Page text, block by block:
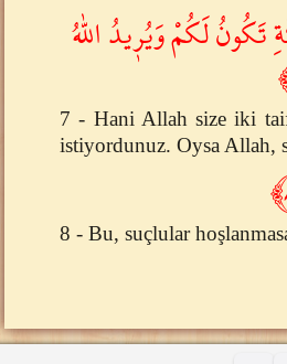
لَكُمْ وَيُر۪يدُ اللّٰهُ
7 - Hani Allah size iki
istiyordunuz. Oysa Allah,
8 - Bu, suçlular